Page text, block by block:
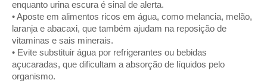
enquanto urina escura é sinal de alerta.
• Aposte em alimentos ricos em água, como melancia, melão,
laranja e abacaxi, que também ajudam na reposição de
vitaminas e sais minerais.
• Evite substituir água por refrigerantes ou bebidas
açucaradas, que dificultam a absorção de líquidos pelo
organismo.